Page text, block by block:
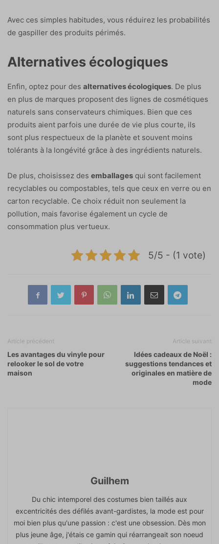
Avec ces simples habitudes, vous réduirez les probabilités
de gaspiller des produits périmés.
Alternatives écologiques
Enfin, optez pour des alternatives écologiques. De plus
en plus de marques proposent des lignes de cosmétiques
naturels sans conservateurs chimiques. Bien que ces
produits aient parfois une durée de vie plus courte, ils
sont plus respectueux de la planète et souvent moins
tolérants à la longévité grâce à des ingrédients naturels.
De plus, choisissez des emballages qui sont facilement
recyclables ou compostables, tels que ceux en verre ou en
carton recyclable. Ce choix réduit non seulement la
pollution, mais favorise également un cycle de
consommation plus vertueux.
5/5 - (1 vote)
Article précédent
Les avantages du vinyle pour
relooker le sol de votre
maison
Article suivant
Idées cadeaux de Noël :
suggestions tendances et
originales en matière de
mode
Guilhem
Du chic intemporel des costumes bien taillés aux
excentricités des défilés avant-gardistes, la mode est pour
moi bien plus qu'une passion : c'est une obsession. Dès mon
plus jeune âge, j'étais ce gamin qui réarrangeait son noeud